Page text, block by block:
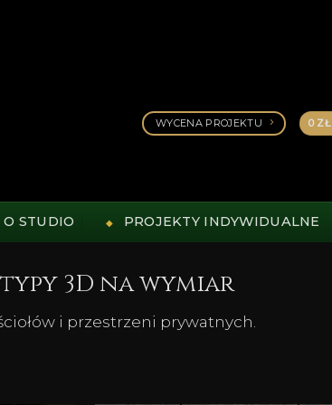
WYCENA PROJEKTU 0 ZŁ
O STUDIO PROJEKTY INDYWIDUALNE
3D na wymiar
i przestrzeni prywatnych.